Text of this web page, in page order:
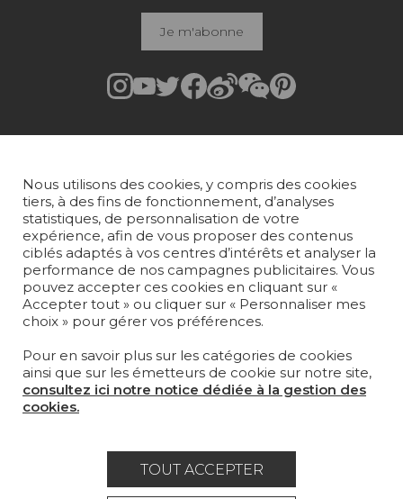
TISSUS
PAPIERS PEINTS
TAPIS ET MOQUETTES
MOBILIER
PROJETS
SUR-MESURE
MAGAZINE
OÙ NOUS TROUVER ?
Je m'abonne
Nous utilisons des cookies, y compris des cookies
tiers, à des fins de fonctionnement, d’analyses
statistiques, de personnalisation de votre
expérience, afin de vous proposer des contenus
ciblés adaptés à vos centres d’intérêts et analyser la
performance de nos campagnes publicitaires. Vous
pouvez accepter ces cookies en cliquant sur «
Accepter tout » ou cliquer sur « Personnaliser mes
choix » pour gérer vos préférences.
Pour en savoir plus sur les catégories de cookies
ainsi que sur les émetteurs de cookie sur notre site,
consultez ici notre notice dédiée à la gestion des
cookies.
TOUT ACCEPTER